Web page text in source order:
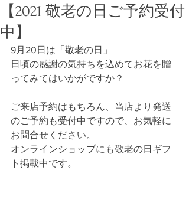
【2021 敬老の日ご予約受付
中】
9月20日は「敬老の日」
日頃の感謝の気持ちを込めてお花を贈
ってみてはいかがですか？
ご来店予約はもちろん、当店より発送
のご予約も受付中ですので、お気軽に
お問合せください。
オンラインショップにも敬老の日ギフ
ト掲載中です。